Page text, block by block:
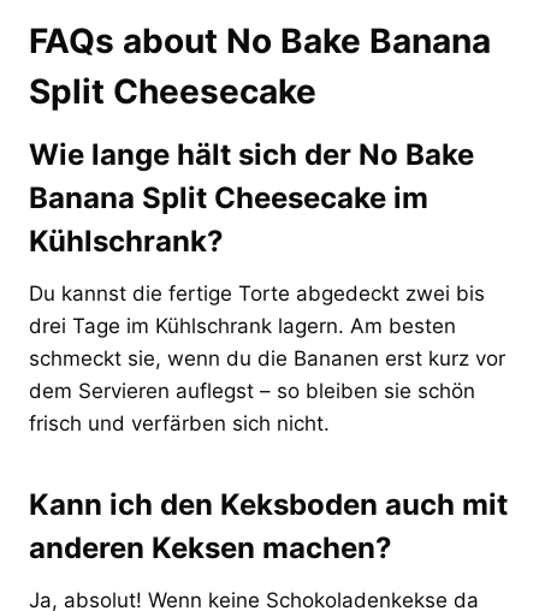
FAQs about No Bake Banana
Split Cheesecake
Wie lange hält sich der No Bake
Banana Split Cheesecake im
Kühlschrank?
Du kannst die fertige Torte abgedeckt zwei bis
drei Tage im Kühlschrank lagern. Am besten
schmeckt sie, wenn du die Bananen erst kurz vor
dem Servieren auflegst – so bleiben sie schön
frisch und verfärben sich nicht.
Kann ich den Keksboden auch mit
anderen Keksen machen?
Ja, absolut! Wenn keine Schokoladenkekse da